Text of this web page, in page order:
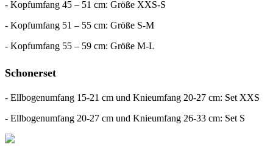
- Kopfumfang 45 – 51 cm: Größe XXS-S
- Kopfumfang 51 – 55 cm: Größe S-M
- Kopfumfang 55 – 59 cm: Größe M-L
Schonerset
- Ellbogenumfang 15-21 cm und Knieumfang 20-27 cm: Set XXS
- Ellbogenumfang 20-27 cm und Knieumfang 26-33 cm: Set S